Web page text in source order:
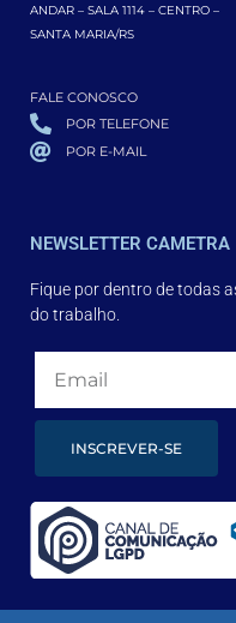
ANDAR – SALA 1114 – CENTRO –
SANTA MARIA/RS
FALE CONOSCO
POR TELEFONE
POR E-MAIL
NEWSLETTER CAMETRA
Fique por dentro de todas
do trabalho.
INSCREVER-SE